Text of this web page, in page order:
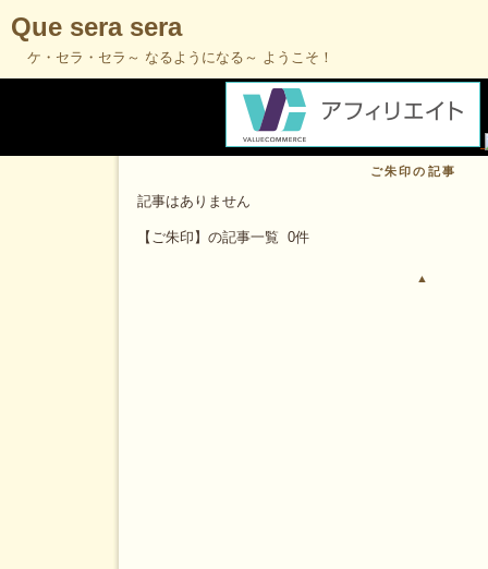
Que sera sera
ケ・セラ・セラ～ なるようになる～ ようこそ！
ご朱印の記事
記事はありません
【ご朱印】の記事一覧 0件
▲